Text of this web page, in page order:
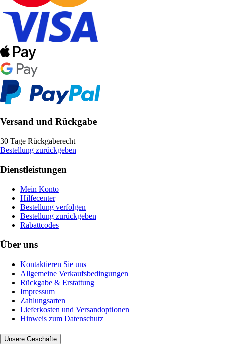
Versand und Rückgabe
30 Tage Rückgaberecht
Bestellung zurückgeben
Dienstleistungen
Mein Konto
Hilfecenter
Bestellung verfolgen
Bestellung zurückgeben
Rabattcodes
Über uns
Kontaktieren Sie uns
Allgemeine Verkaufsbedingungen
Rückgabe & Erstattung
Impressum
Zahlungsarten
Lieferkosten und Versandoptionen
Hinweis zum Datenschutz
Unsere Geschäfte